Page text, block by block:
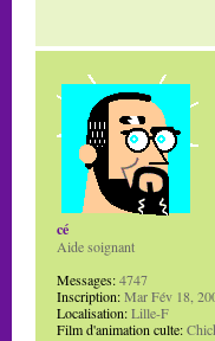
cé
Aide soignant
Messages:4747
Inscription:Mar Fév 18,
Localisation:Lille-F
Film d'animation culte: